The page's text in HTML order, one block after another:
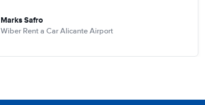
Marks Safro
Wiber Rent a Car Alicante Airport